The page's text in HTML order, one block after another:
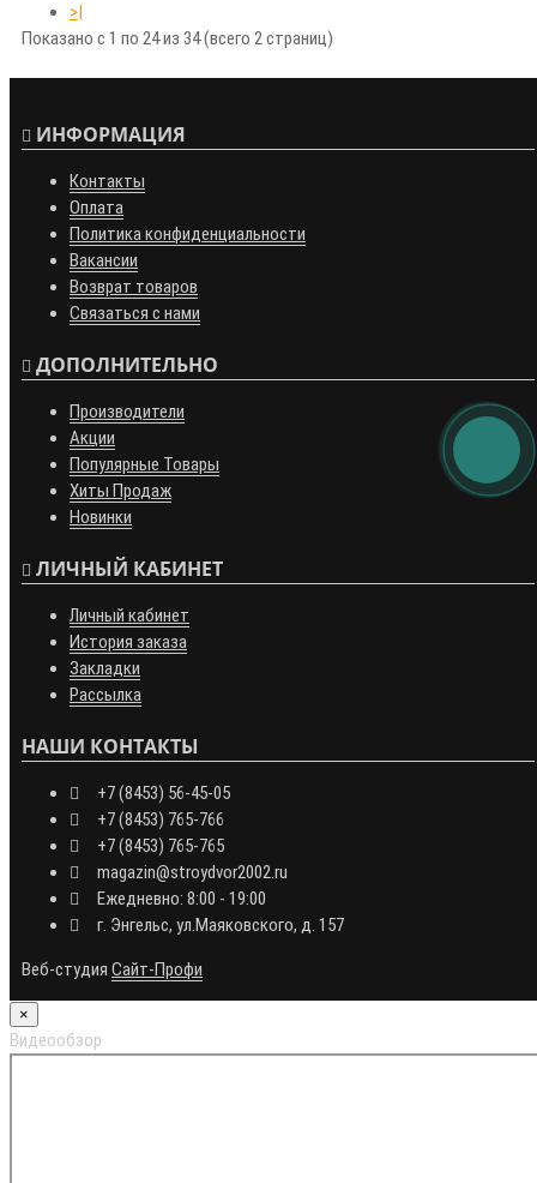
>|
Показано с 1 по 24 из 34 (всего 2 страниц)
ИНФОРМАЦИЯ
Контакты
Оплата
Политика конфиденциальности
Вакансии
Возврат товаров
Связаться с нами
ДОПОЛНИТЕЛЬНО
Производители
Акции
Популярные Товары
Хиты Продаж
Новинки
ЛИЧНЫЙ КАБИНЕТ
Личный кабинет
История заказа
Закладки
Рассылка
НАШИ КОНТАКТЫ
+7 (8453) 56-45-05
+7 (8453) 765-766
+7 (8453) 765-765
magazin@stroydvor2002.ru
Ежедневно: 8:00 - 19:00
г. Энгельс, ул.Маяковского, д. 157
Веб-студия Сайт-Профи
×
Видеообзор